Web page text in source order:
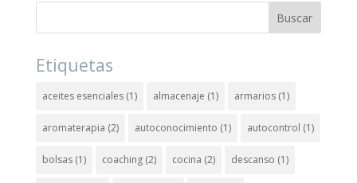
Etiquetas
aceites esenciales(1) almacenaje (1) armarios(1)
aromaterapia (2) autoconocimiento (1) autocontrol (1)
bolsas(1) coaching(2) cocina (2) descanso (1)